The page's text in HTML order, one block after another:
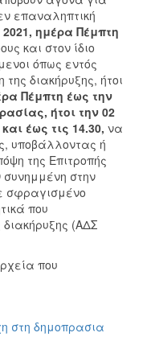
επαναληπτική
ημέρα Πέμπτη
και στον ίδιο
όπως εντός
διακήρυξης, ήτοι
Πέμπτη έως την
ήτοι την 02
έως τις 14.30, να
υποβάλλοντας ή
της Επιτροπής
στην
σφραγισμένο
που
(ΑΔΣ
που
στη δημοπρασια